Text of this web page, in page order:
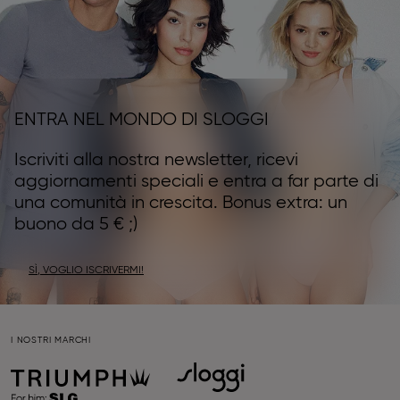
ENTRA NEL MONDO DI SLOGGI
Iscriviti alla nostra newsletter, ricevi
aggiornamenti speciali e entra a far parte di
una comunità in crescita. Bonus extra: un
buono da 5 € ;)
SÌ, VOGLIO ISCRIVERMI!
I NOSTRI MARCHI